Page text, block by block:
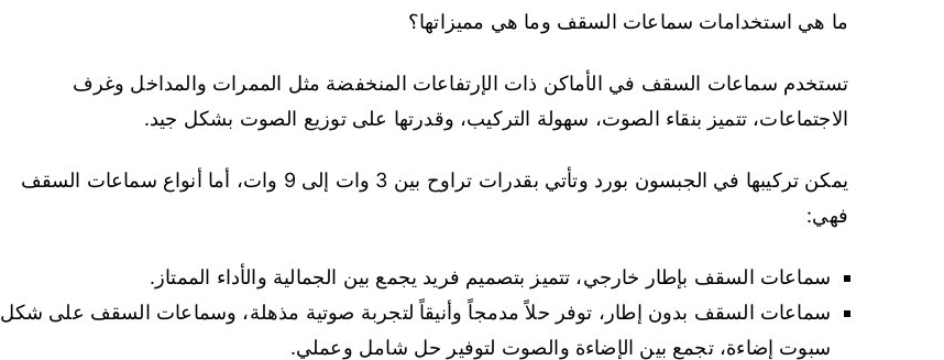
ما هي استخدامات سماعات السقف وما هي مميزاتها؟
تستخدم سماعات السقف في الأماكن ذات الإرتفاعات المنخفضة مثل الممرات والمداخل وغرف
الاجتماعات، تتميز بنقاء الصوت، سهولة التركيب، وقدرتها على توزيع الصوت بشكل جيد.
يمكن تركيبها في الجبسون بورد وتأتي بقدرات تراوح بين 3 وات إلى 9 وات، أما أنواع سماعات السقف
فهي:
سماعات السقف بإطار خارجي، تتميز بتصميم فريد يجمع بين الجمالية والأداء الممتاز.
سماعات السقف بدون إطار، توفر حلاً مدمجاً وأنيقاً لتجربة صوتية مذهلة، وسماعات السقف على شكل
سبوت إضاءة، تجمع بين الإضاءة والصوت لتوفير حل شامل وعملي.